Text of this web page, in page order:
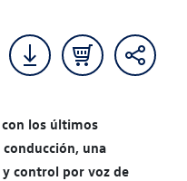
los últimos
una
y control por voz de